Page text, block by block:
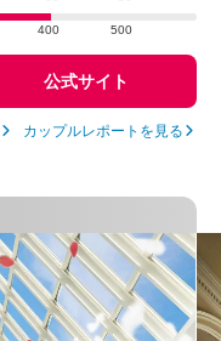
400 500
公式サイト
カップルレポートを見る